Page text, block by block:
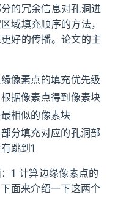
的冗余信息对孔洞进
域填充顺序的方法，
好的传播。论文的主
像素点的填充优先级
据像素点得到像素块
相似的像素块
分填充对应的孔洞部
跳到1
1 计算边缘像素点的
面来介绍一下这两个